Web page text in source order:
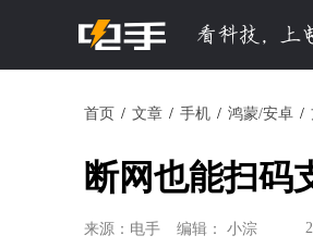
首页 文章 手机 鸿蒙/安卓
断网也能扫码
来源：电手 编辑： 小淙